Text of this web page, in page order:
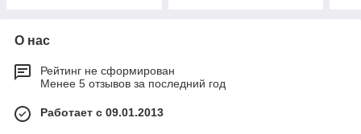
О нас
Рейтинг не сформирован
Менее 5 отзывов за последний год
Работает с 09.01.2013